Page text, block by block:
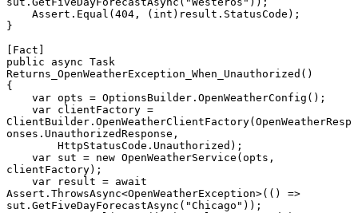
}
[Fact]
public async Task
Returns_OpenWeatherException_When_Unauthorized()
{
ClientBuilder.OpenWeatherClientFactory(OpenWeatherResp
onses.UnauthorizedResponse,
clientFactory);
Assert.ThrowsAsync<OpenWeatherException>(() =>
sut.GetFiveDayForecastAsync("Chicago"));